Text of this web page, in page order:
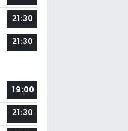
21:30
21:30
19:00
21:30